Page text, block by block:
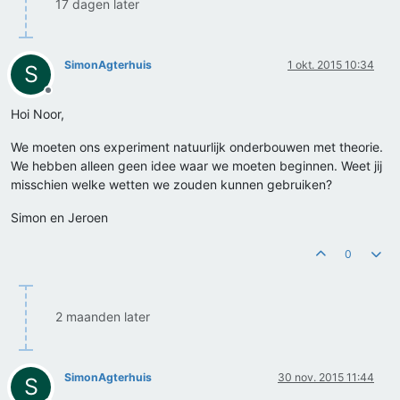
17 dagen later
S
Offline
SimonAgterhuis 1 okt. 2015 10:34
Hoi Noor,
We moeten ons experiment natuurlijk onderbouwen met theorie.
We hebben alleen geen idee waar we moeten beginnen. Weet jij
misschien welke wetten we zouden kunnen gebruiken?
Simon en Jeroen
0
2 maanden later
S SimonAgterhuis 30 nov. 2015 11:44